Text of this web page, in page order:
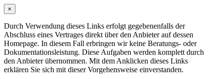
×
Durch Verwendung dieses Links erfolgt gegebenenfalls der
Abschluss eines Vertrages direkt über den Anbieter auf dessen
Homepage. In diesem Fall erbringen wir keine Beratungs- oder
Dokumentationsleistung. Diese Aufgaben werden komplett durch
den Anbieter übernommen. Mit dem Anklicken dieses Links
erklären Sie sich mit dieser Vorgehensweise einverstanden.